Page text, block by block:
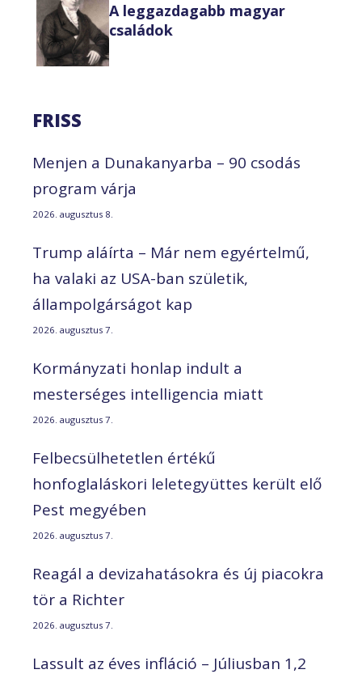
A leggazdagabb magyar
családok
FRISS
Menjen a Dunakanyarba – 90 csodás
program várja
2026. augusztus 8.
Trump aláírta – Már nem egyértelmű,
ha valaki az USA-ban születik,
állampolgárságot kap
2026. augusztus 7.
Kormányzati honlap indult a
mesterséges intelligencia miatt
2026. augusztus 7.
Felbecsülhetetlen értékű
honfoglaláskori leletegyüttes került elő
Pest megyében
2026. augusztus 7.
Reagál a devizahatásokra és új piacokra
tör a Richter
2026. augusztus 7.
Lassult az éves infláció – Júliusban 1,2